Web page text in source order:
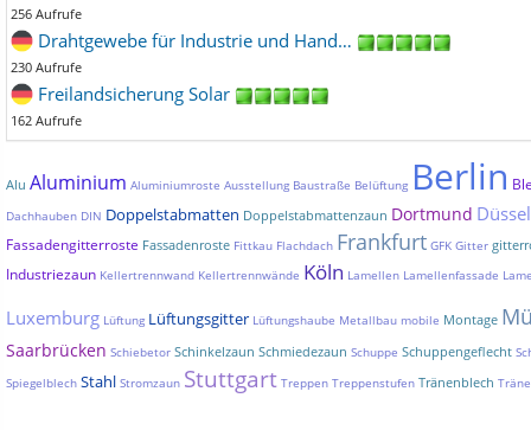
256 Aufrufe
Drahtgewebe für Industrie und Hand…
230 Aufrufe
Freilandsicherung Solar
162 Aufrufe
Alu Aluminium Aluminiumroste Ausstellung Baustraße Belüftung Berlin
Dachhauben DIN Doppelstabmatten Doppelstabmattenzaun Dortmund
Fassadengitterroste Fassadenroste Fittkau Flachdach Frankfurt GFK Gitter
Industriezaun Kellertrennwand Kellertrennwände Köln Lamellen Lamellenfassade
Luxemburg Lüftung Lüftungsgitter Lüftungshaube Metallbau mobile Montage
Saarbrücken Schiebetor Schinkelzaun Schmiedezaun Schuppe Schuppengeflecht
Spiegelblech Stahl Stromzaun Stuttgart Treppen Treppenstufen Tränenblech